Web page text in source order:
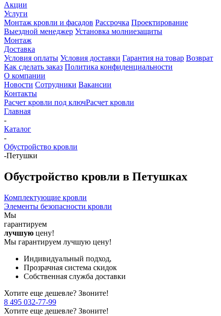
Акции
Услуги
Монтаж кровли и фасадов Рассрочка Проектирование
Выездной менеджер Установка молниезащиты
Монтаж
Доставка
Условия оплаты Условия доставки Гарантия на товар Возврат
Как сделать заказ Политика конфиденциальности
О компании
Новости Сотрудники Вакансии
Контакты
Расчет кровли под ключРасчет кровли
Главная
-
Каталог
-
Обустройство кровли
-Петушки
Обустройство кровли в Петушках
Комплектующие кровли
Элементы безопасности кровли
Мы
гарантируем
лучшую цену!
Мы гарантируем лучшую цену!
Индивидуальный подход,
Прозрачная система скидок
Собственная служба доставки
Хотите еще дешевле? Звоните!
8 495 032-77-99
Хотите еще дешевле? Звоните!